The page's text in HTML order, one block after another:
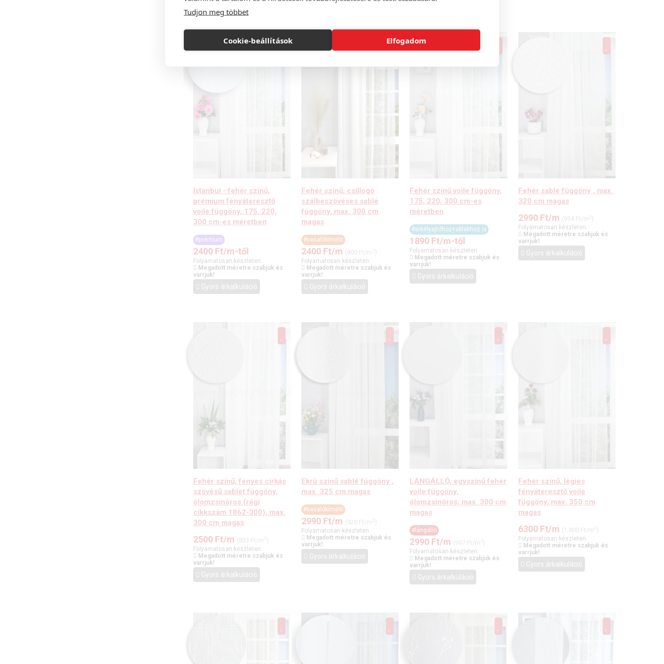
Tudjon meg többet
Cookie-beállítások Elfogadom
Istanbul - fehér színű,
prémium fényáteresztő
voile függöny, 175, 220,
300 cm-es méretben
#prémium
2400 Ft/m-től
Folyamatosan készleten.
Megadott méretre szabjuk és
varrjuk!
Gyors árkalkuláció
Fehér színű, csillogó
szálbeszövéses sablé
függöny, max. 300 cm
magas
#vasalókímélő
2400 Ft/m (800 Ft/m )
Folyamatosan készleten.
Megadott méretre szabjuk és
varrjuk!
Gyors árkalkuláció
Fehér színű voile függöny,
175, 220, 300 cm-es
méretben
#erkélyajtóhoz+ablakhoz is
1890 Ft/m-től
Folyamatosan készleten.
Megadott méretre szabjuk és
varrjuk!
Gyors árkalkuláció
Fehér sablé függöny , max.
320 cm magas
2990 Ft/m (934 Ft/m )
Folyamatosan készleten.
Megadott méretre szabjuk és
varrjuk!
Gyors árkalkuláció
Fehér színű, fényes cirkás
szövésű sablet függöny,
ólomzsinóros (régi
cikkszám 1862-300), max.
300 cm magas
2500 Ft/m (833 Ft/m )
Folyamatosan készleten.
Megadott méretre szabjuk és
varrjuk!
Gyors árkalkuláció
Ekrü színű sablé függöny ,
max. 325 cm magas
#vasalókímélő
2990 Ft/m (920 Ft/m )
Folyamatosan készleten.
Megadott méretre szabjuk és
varrjuk!
Gyors árkalkuláció
LÁNGÁLLÓ, egyszínű fehér
voile függöny,
ólomzsinóros, max. 300 cm
magas
#lángálló
2990 Ft/m (997 Ft/m )
Folyamatosan készleten.
Megadott méretre szabjuk és
varrjuk!
Gyors árkalkuláció
Fehér színű, légies
fényáteresztő voile
függöny, max. 350 cm
magas
6300 Ft/m (1.800 Ft/m )
Folyamatosan készleten.
Megadott méretre szabjuk és
varrjuk!
Gyors árkalkuláció